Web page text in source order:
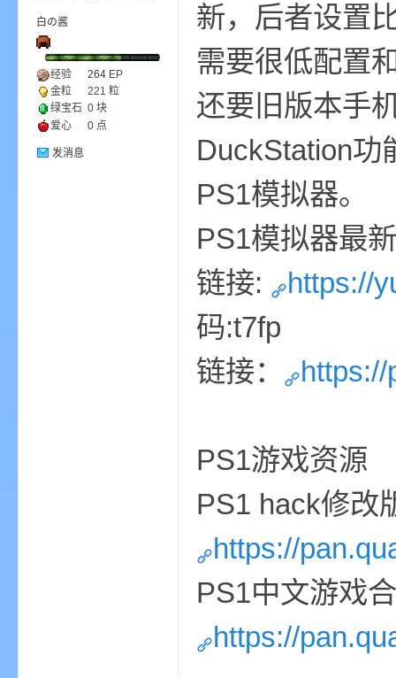
白の酱
经验 264 EP
金粒
221 粒
绿宝石 0 块
爱心
0 点
发消息
新，后者设置
需要很低配置
还要旧版本手
DuckStation功
PS1模拟器。
PS1模拟器最
链接:
https://
码:t7fp
链接：
PS1游戏资源
PS1 hack修改
https://
PS1中文游戏
https://